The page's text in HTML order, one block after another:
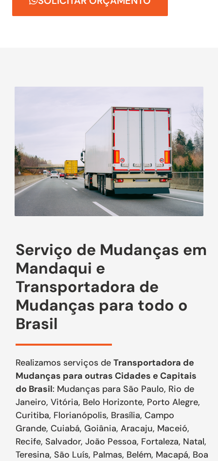
Serviço de Mudanças em
Mandaqui e
Transportadora de
Mudanças para todo o
Brasil
Realizamos serviços de Transportadora de
Mudanças para outras Cidades e Capitais
do Brasil: Mudanças para São Paulo, Rio de
Janeiro, Vitória, Belo Horizonte, Porto Alegre,
Curitiba, Florianópolis, Brasília, Campo
Grande, Cuiabá, Goiânia, Aracaju, Maceió,
Recife, Salvador, João Pessoa, Fortaleza, Natal,
Teresina, São Luís, Palmas, Belém, Macapá, Boa